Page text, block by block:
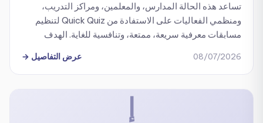
تساعد هذه الحالة المدارس، والمعلمين، ومراكز التدريب،
ومنظمي الفعاليات على الاستفادة من Quick Quiz لتنظيم
مسابقات معرفية سريعة، ممتعة، وتنافسية للغاية. الهدف
مسابقات تفاعلية ومباشرة، بدلاً من الاقتصار على استخدامها
08/07/2026 عرض التفاصيل →
إ